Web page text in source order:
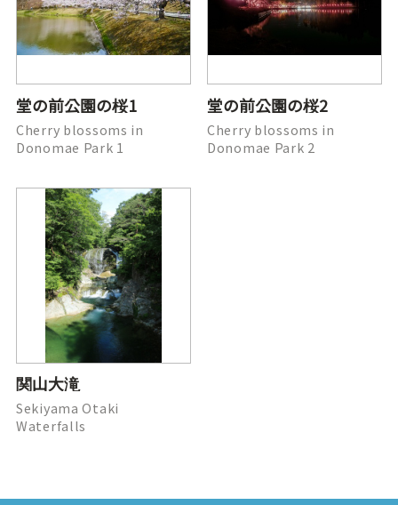
堂の前公園の桜1
Cherry blossoms in
Donomae Park 1
堂の前公園の桜2
Cherry blossoms in
Donomae Park 2
関山大滝
Sekiyama Otaki
Waterfalls